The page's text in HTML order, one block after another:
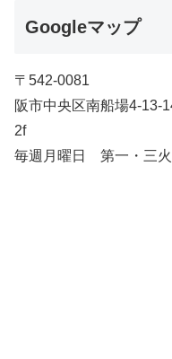
Googleマップ
〒542-
阪市中央区南船場4-13-
2f
毎週月曜日 第一・三火